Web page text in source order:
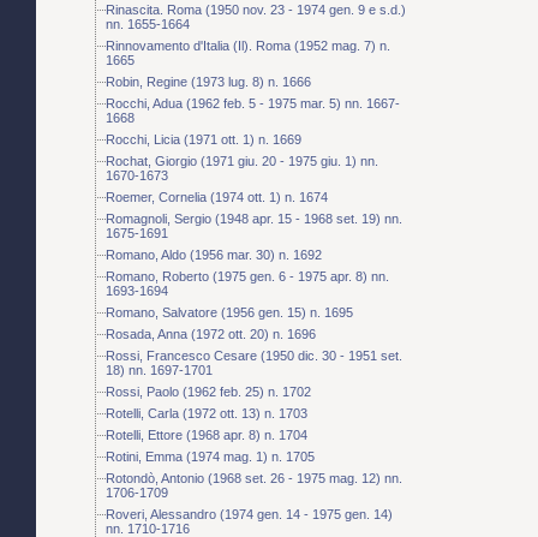
Rinascita. Roma (1950 nov. 23 - 1974 gen. 9 e s.d.)
nn. 1655-1664
Rinnovamento d'Italia (Il). Roma (1952 mag. 7) n.
1665
Robin, Regine (1973 lug. 8) n. 1666
Rocchi, Adua (1962 feb. 5 - 1975 mar. 5) nn. 1667-
1668
Rocchi, Licia (1971 ott. 1) n. 1669
Rochat, Giorgio (1971 giu. 20 - 1975 giu. 1) nn.
1670-1673
Roemer, Cornelia (1974 ott. 1) n. 1674
Romagnoli, Sergio (1948 apr. 15 - 1968 set. 19) nn.
1675-1691
Romano, Aldo (1956 mar. 30) n. 1692
Romano, Roberto (1975 gen. 6 - 1975 apr. 8) nn.
1693-1694
Romano, Salvatore (1956 gen. 15) n. 1695
Rosada, Anna (1972 ott. 20) n. 1696
Rossi, Francesco Cesare (1950 dic. 30 - 1951 set.
18) nn. 1697-1701
Rossi, Paolo (1962 feb. 25) n. 1702
Rotelli, Carla (1972 ott. 13) n. 1703
Rotelli, Ettore (1968 apr. 8) n. 1704
Rotini, Emma (1974 mag. 1) n. 1705
Rotondò, Antonio (1968 set. 26 - 1975 mag. 12) nn.
1706-1709
Roveri, Alessandro (1974 gen. 14 - 1975 gen. 14)
nn. 1710-1716